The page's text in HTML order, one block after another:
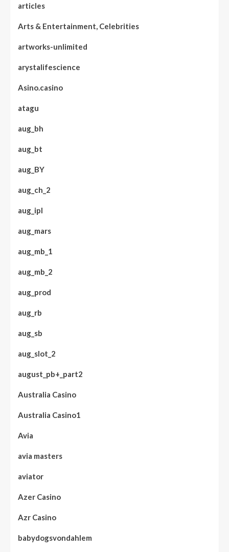
articles
Arts & Entertainment, Celebrities
artworks-unlimited
arystalifescience
Asino.casino
atagu
aug_bh
aug_bt
aug_BY
aug_ch_2
aug_ipl
aug_mars
aug_mb_1
aug_mb_2
aug_prod
aug_rb
aug_sb
aug_slot_2
august_pb+_part2
Australia Casino
Australia Casino1
Avia
avia masters
aviator
Azer Casino
Azr Casino
babydogsvondahlem